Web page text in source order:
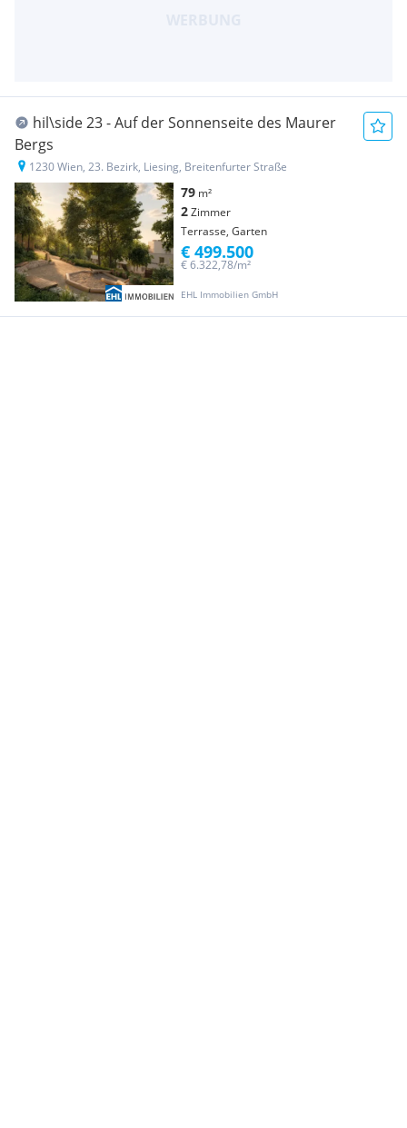
hil\side 23 - Auf der Sonnenseite des Maurer
Bergs
1230 Wien, 23. Bezirk, Liesing, Breitenfurter Straße
79 m²
2Zimmer
Terrasse, Garten
EHL Immobilien GmbH
€ 6.322,78/m²
€ 499.500